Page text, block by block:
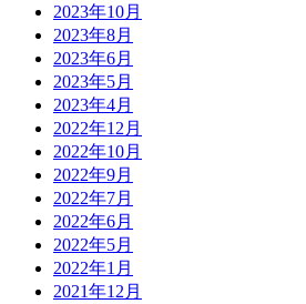
2023年10月
2023年8月
2023年6月
2023年5月
2023年4月
2022年12月
2022年10月
2022年9月
2022年7月
2022年6月
2022年5月
2022年1月
2021年12月